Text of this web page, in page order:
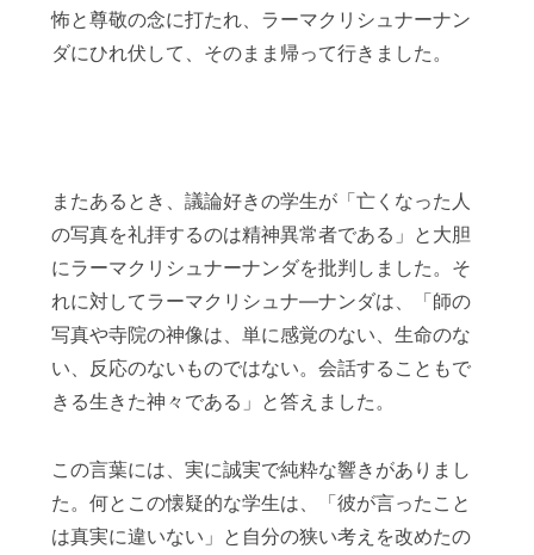
怖と尊敬の念に打たれ、ラーマクリシュナーナン
ダにひれ伏して、そのまま帰って行きました。
またあるとき、議論好きの学生が「亡くなった人
の写真を礼拝するのは精神異常者である」と大胆
にラーマクリシュナーナンダを批判しました。そ
れに対してラーマクリシュナ―ナンダは、「師の
写真や寺院の神像は、単に感覚のない、生命のな
い、反応のないものではない。会話することもで
きる生きた神々である」と答えました。
この言葉には、実に誠実で純粋な響きがありまし
た。何とこの懐疑的な学生は、「彼が言ったこと
は真実に違いない」と自分の狭い考えを改めたの